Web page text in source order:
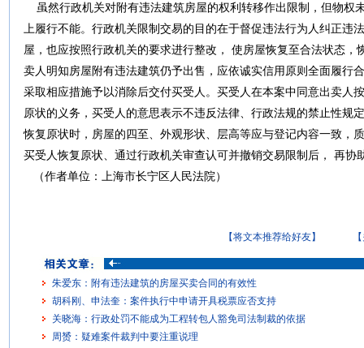
虽然行政机关对附有违法建筑房屋的权利转移作出限制，但物权
上履行不能。行政机关限制交易的目的在于督促违法行为人纠正违
屋，也应按照行政机关的要求进行整改， 使房屋恢复至合法状态
卖人明知房屋附有违法建筑仍予出售，应依诚实信用原则全面履行
采取相应措施予以消除后交付买受人。买受人在本案中同意出卖人
原状的义务，买受人的意思表示不违反法律、行政法规的禁止性规
恢复原状时，房屋的四至、外观形状、层高等应与登记内容一致，
买受人恢复原状、通过行政机关审查认可并撤销交易限制后， 再协
（作者单位：上海市长宁区人民法院）
【将文本推荐给好友】
朱爱东：附有违法建筑的房屋买卖合同的有效性
胡科刚、申法奎：案件执行中申请开具税票应否支持
关晓海：行政处罚不能成为工程转包人豁免司法制裁的依据
周赟：疑难案件裁判中要注重说理